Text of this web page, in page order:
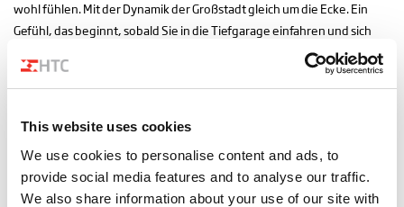
This website uses cookies
We use cookies to personalise content and ads, to
provide social media features and to analyse our traffic.
We also share information about your use of our site with
wohl fühlen. Mit der Dynamik der Großstadt gleich um die Ecke. Ein
Gefühl, das beginnt, sobald Sie in die Tiefgarage einfahren und sich